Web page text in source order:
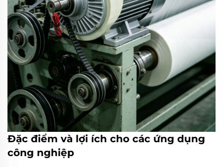
Đặc điểm và lợi ích cho các ứng dụng
công nghiệp